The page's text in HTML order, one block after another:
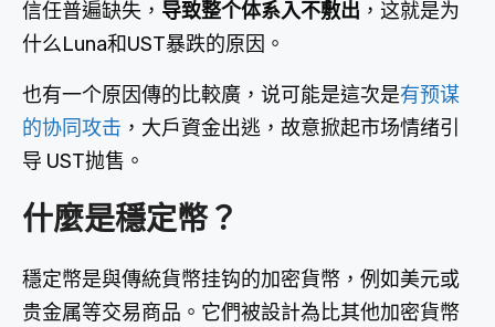
信任普遍缺失， 导致整个体系入不敷出 ，这就是为
什么Luna和UST暴跌的原因。
也有一个原因傳的比較廣，说可能是這次是有预谋
的协同攻击 ，大戶資金出逃，故意掀起市场情绪引
导 UST抛售。
什麼是穩定幣？
穩定幣是與傳統貨幣挂钩的加密貨幣，例如美元或
贵金属等交易商品。它們被設計為比其他加密貨幣